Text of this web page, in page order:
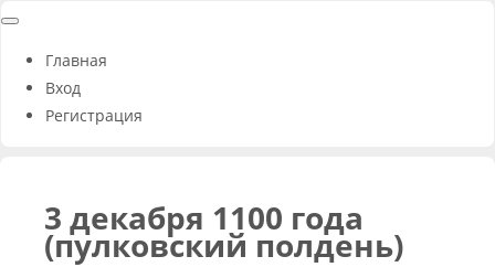
Главная
Вход
Регистрация
3 декабря 1100 года
(пулковский полдень)